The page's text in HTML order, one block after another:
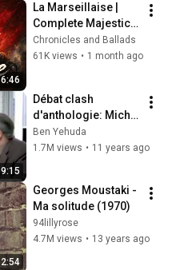
6:46
La Marseillaise |
Complete Majestic
Version | French
National Anthem
Chronicles and Ballads
61K views • 1 month ago
Débat clash
d'anthologie: Michel
Onfray vs Jacques
Attali
Ben Yehuda
1.7M views • 11 years ago
2:54
Georges Moustaki -
Ma solitude (1970)
94lillyrose
4.7M views • 13 years ago